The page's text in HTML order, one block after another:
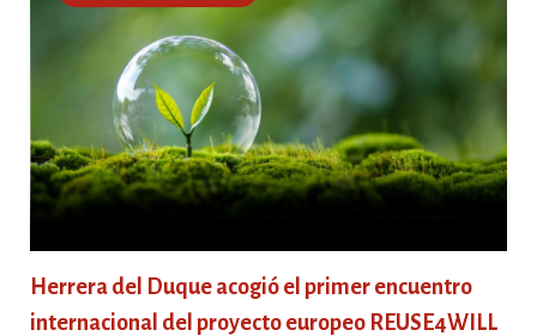
Herrera del Duque acogió el primer encuentro
internacional del proyecto europeo REUSE4WILL